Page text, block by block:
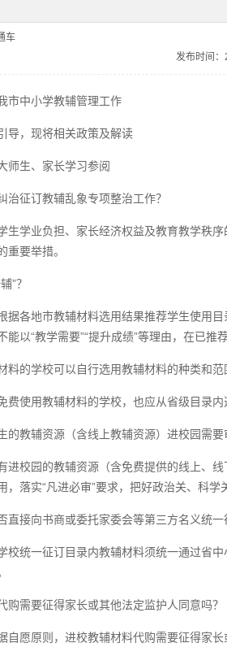
车
发布时间
市中小学教辅管理工作
导，现将相关政策及解读
师生、家长学习参阅
治征订教辅乱象专项整治工作？
生学业负担、家长经济权益及教育教学秩
重要举措。
”？
据各地市教辅材料选用结果推荐学生使用
能以“教学需要”“提升成绩”等理由，在已
料的学校可以自行选用教辅材料的种类和范
费使用教辅材料的学校，也应从省级目录内
的教辅资源（含线上教辅资源）进校园需要
进校园的教辅资源（含免费提供的线上、
，落实“凡进必审”要求，把好政治关、科学
直接向书商或委托家委会等第三方名义统一
校统一征订目录内教辅材料须统一通过省
购需要征得家长或其他法定监护人同意吗？
自愿原则，进校教辅材料代购需要征得家